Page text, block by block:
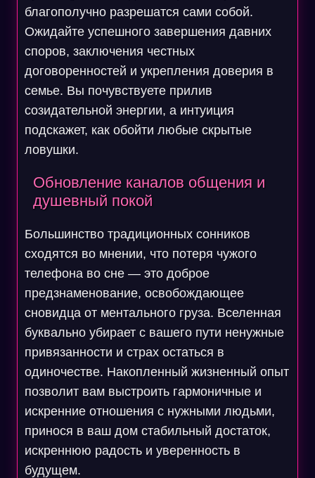
благополучно разрешатся сами собой.
Ожидайте успешного завершения давних
споров, заключения честных
договоренностей и укрепления доверия в
семье. Вы почувствуете прилив
созидательной энергии, а интуиция
подскажет, как обойти любые скрытые
ловушки.
Обновление каналов общения и
душевный покой
Большинство традиционных сонников
сходятся во мнении, что потеря чужого
телефона во сне — это доброе
предзнаменование, освобождающее
сновидца от ментального груза. Вселенная
буквально убирает с вашего пути ненужные
привязанности и страх остаться в
одиночестве. Накопленный жизненный опыт
позволит вам выстроить гармоничные и
искренние отношения с нужными людьми,
принося в ваш дом стабильный достаток,
искреннюю радость и уверенность в
будущем.